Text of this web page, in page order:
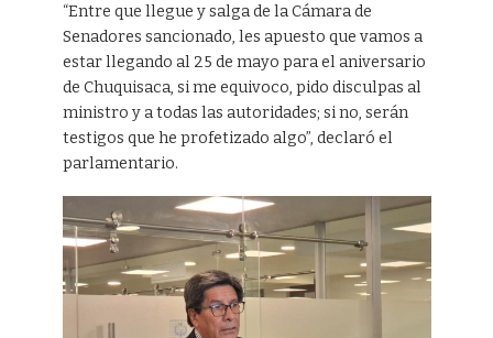
“Entre que llegue y salga de la Cámara de
Senadores sancionado, les apuesto que vamos a
estar llegando al 25 de mayo para el aniversario
de Chuquisaca, si me equivoco, pido disculpas al
ministro y a todas las autoridades; si no, serán
testigos que he profetizado algo”, declaró el
parlamentario.